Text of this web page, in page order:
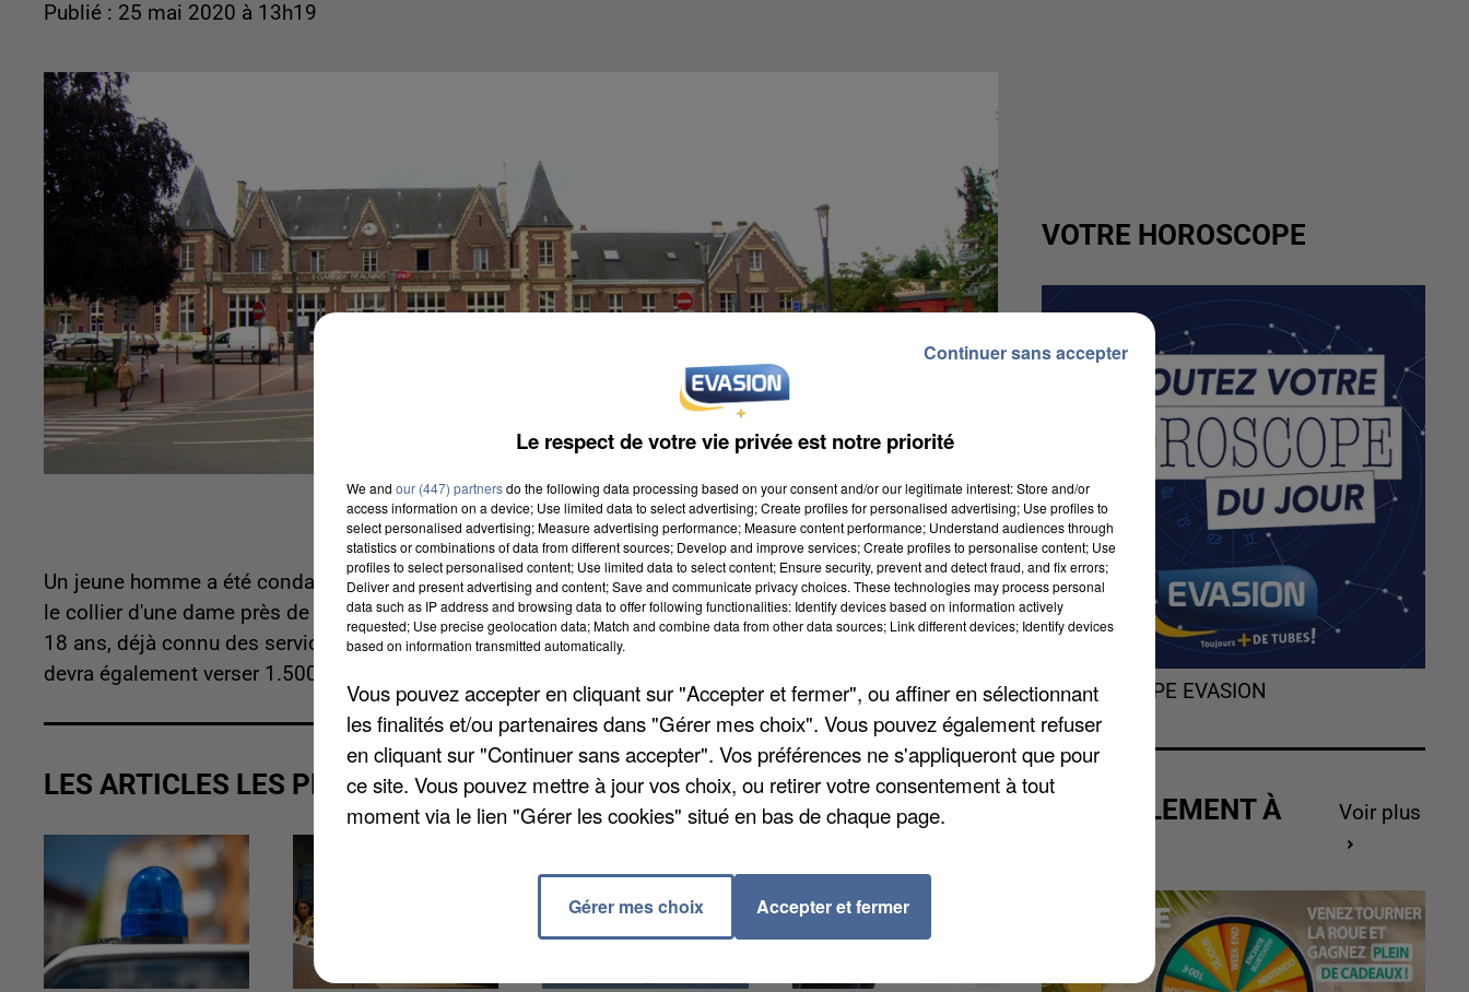
Publié : 25 mai 2020 à 13h19
Un jeune homme a été condamné à 10 mois de prison ferme ce week-end. Il est accusé d'avoir arraché
le collier d'une dame près de la gare de Beauvais, rapporteLe Courrier Picard. Ce sans domicile fixe de
18 ans, déjà connu des services de polices, a reconnu les faits en garde à vue. En plus de sa peine, il
devra également verser 1.500 euros de dommages et intérêts à sa victime.
LES ARTICLES LES PLUS VUS
VOTRE HOROSCOPE
L'HOROSCOPE EVASION
ACTUELLEMENT À
Voir plus
Le respect de votre vie privée est notre priorité
We and our (447) partnersdo the following data processing based on your consent and/or our legitimate interest: Store and/or
access information on a device; Use limited data to select advertising; Create profiles for personalised advertising; Use profiles to
select personalised advertising; Measure advertising performance; Measure content performance; Understand audiences through
statistics or combinations of data from different sources; Develop and improve services; Create profiles to personalise content; Use
profiles to select personalised content; Use limited data to select content; Ensure security, prevent and detect fraud, and fix errors;
Deliver and present advertising and content; Save and communicate privacy choices. These technologies may process personal
data such as IP address and browsing data to offer following functionalities: Identify devices based on information actively
requested; Use precise geolocation data; Match and combine data from other data sources; Link different devices; Identify devices
based on information transmitted automatically.
Vous pouvez accepter en cliquant sur "Accepter et fermer", ou affiner en sélectionnant
les finalités et/ou partenaires dans "Gérer mes choix". Vous pouvez également refuser
en cliquant sur "Continuer sans accepter". Vos préférences ne s'appliqueront que pour
ce site. Vous pouvez mettre à jour vos choix, ou retirer votre consentement à tout
moment via le lien "Gérer les cookies" situé en bas de chaque page.
Gérer mes choix Accepter et fermer
Continuer sans accepter